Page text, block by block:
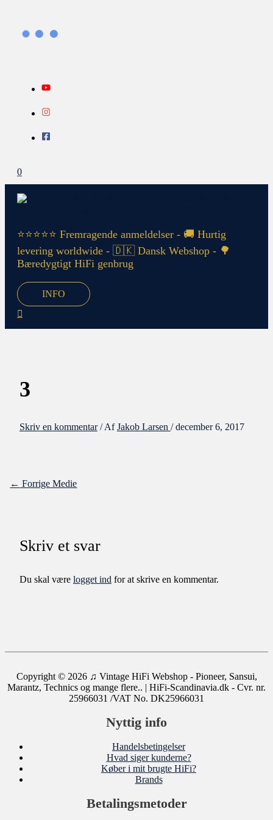
0
⭐⭐⭐⭐⭐ Fremragende anmeldelser - 🚚 Hurtig
levering worldwide - 🇩🇰 Dansk Webshop - 🌳
Bæredygtigt HiFi genbrug
INFO
3
Skriv en kommentar / AfJakob Larsen /december 6, 2017
← Forrige Medie
Skriv et svar
Du skal være logget ind for at skrive en kommentar.
Copyright © 2026 ♫ Vintage HiFi Webshop - Pioneer, Sansui,
Marantz, Technics og mange flere.. | HiFi-Scandinavia.dk - Cvr. nr.
25966031 /VAT No. DK25966031
Nyttig info
Handelsbetingelser
Hvad siger kunderne?
Køber i mit brugte HiFi?
Brands
Betalingsmetoder